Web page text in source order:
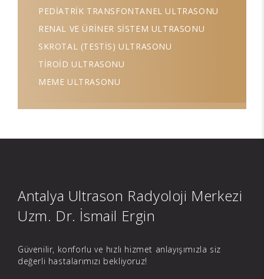
PEDİATRİK TRANSFONTANEL ULTRASONU
RENAL VE ÜRİNER SİSTEM ULTRASONU
SKROTAL (TESTİS) ULTRASONU
TİROİD ULTRASONU
MEME ULTRASONU
Antalya Ultrason Radyoloji Merkezi
Uzm. Dr. İsmail Ergin
Güvenilir, konforlu ve hızlı hizmet anlayışımızla siz
değerli hastalarımızı bekliyoruz!